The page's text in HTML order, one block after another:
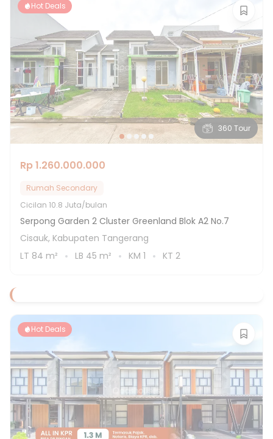
360 Tour
Hot Deals
Rp 1.260.000.000
Rumah Secondary
Cicilan 10.8 Juta/bulan
Serpong Garden 2 Cluster Greenland Blok A2 No.7
Cisauk, Kabupaten Tangerang
LT 84 m² LB 45 m² KM 1 KT 2
Hot Deals